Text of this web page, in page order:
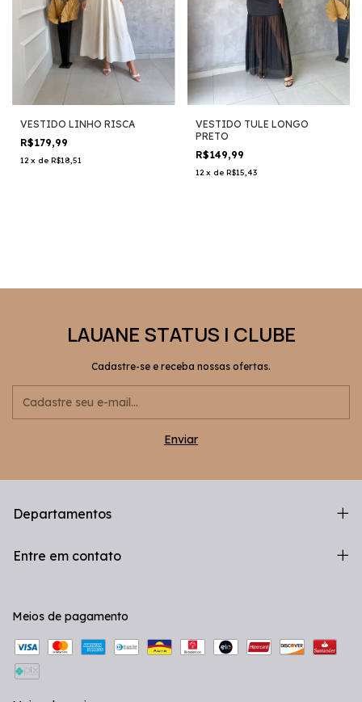
VESTIDO LINHO RISCA
R$179,99
12 x de R$18,51
VESTIDO TULE LONGO
PRETO
R$149,99
12 x de R$15,43
LAUANE STATUS | CLUBE
Cadastre-se e receba nossas ofertas.
Departamentos
Entre em contato
Meios de pagamento